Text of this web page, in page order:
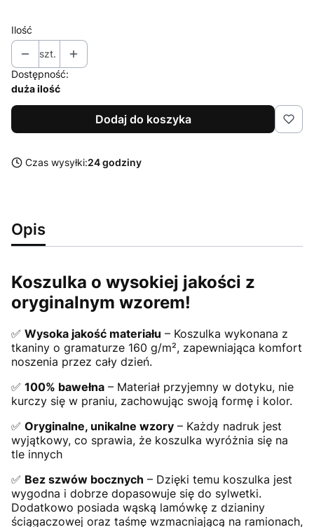
Ilość
szt.
Dostępność:
duża ilość
Dodaj do koszyka
Czas wysyłki:24 godziny
Opis
Koszulka o wysokiej jakości z
oryginalnym wzorem!
✅ Wysoka jakość materiału – Koszulka wykonana z
tkaniny o gramaturze 160 g/m², zapewniająca komfort
noszenia przez cały dzień.
✅ 100% bawełna – Materiał przyjemny w dotyku, nie
kurczy się w praniu, zachowując swoją formę i kolor.
✅ Oryginalne, unikalne wzory – Każdy nadruk jest
wyjątkowy, co sprawia, że koszulka wyróżnia się na
tle innych
✅ Bez szwów bocznych – Dzięki temu koszulka jest
wygodna i dobrze dopasowuje się do sylwetki.
Dodatkowo posiada wąską lamówkę z dzianiny
ściągaczowej oraz taśmę wzmacniającą na ramionach,